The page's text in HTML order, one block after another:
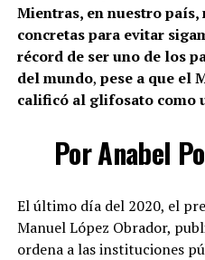
Mientras, en nuestro país,
concretas para evitar
récord de ser uno de los
del mundo, pese a que el
calificó al glifosato como
Por Anabel
El último día del 2020, el
Manuel López Obrador,
ordena a las instituciones